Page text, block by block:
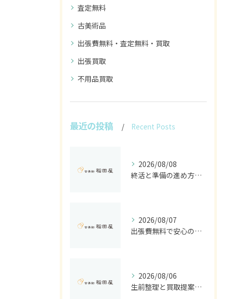
査定無料
古美術品
出張費無料・査定無料・買取
出張買取
不用品買取
最近の投稿 Recent Posts
2026/08/08
終活と準備の進め方兵庫県加古川市で遺品整理を安心して任せる古美術稲田屋のポイント
2026/08/07
出張費無料で安心の買取を兵庫県加古川市で利用するためのポイント徹底解説
2026/08/06
生前整理と買取提案を兵庫県加古川市でスムーズに進めるコツと古美術稲田屋の活用法